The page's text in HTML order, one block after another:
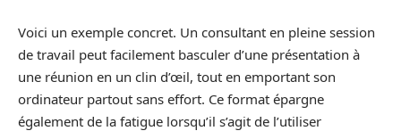
Voici un exemple concret. Un consultant en pleine session
de travail peut facilement basculer d’une présentation à
une réunion en un clin d’œil, tout en emportant son
ordinateur partout sans effort. Ce format épargne
également de la fatigue lorsqu’il s’agit de l’utiliser